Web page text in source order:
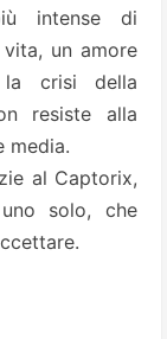
intense di
un amore
la crisi della
resiste alla
media.
al Captorix,
solo, che